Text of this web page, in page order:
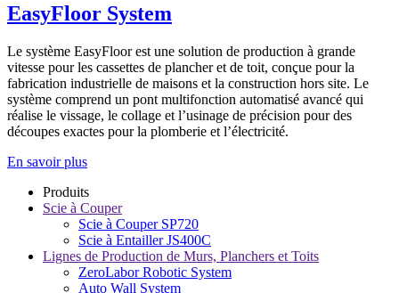
EasyFloor System
Le système EasyFloor est une solution de production à grande
vitesse pour les cassettes de plancher et de toit, conçue pour la
fabrication industrielle de maisons et la construction hors site. Le
système comprend un pont multifonction automatisé avancé qui
réalise le vissage, le collage et l’usinage de précision pour des
découpes exactes pour la plomberie et l’électricité.
En savoir plus
Produits
Scie à Couper
Scie à Couper SP720
Scie à Entailler JS400C
Lignes de Production de Murs, Planchers et Toits
ZeroLabor Robotic System
Auto Wall System